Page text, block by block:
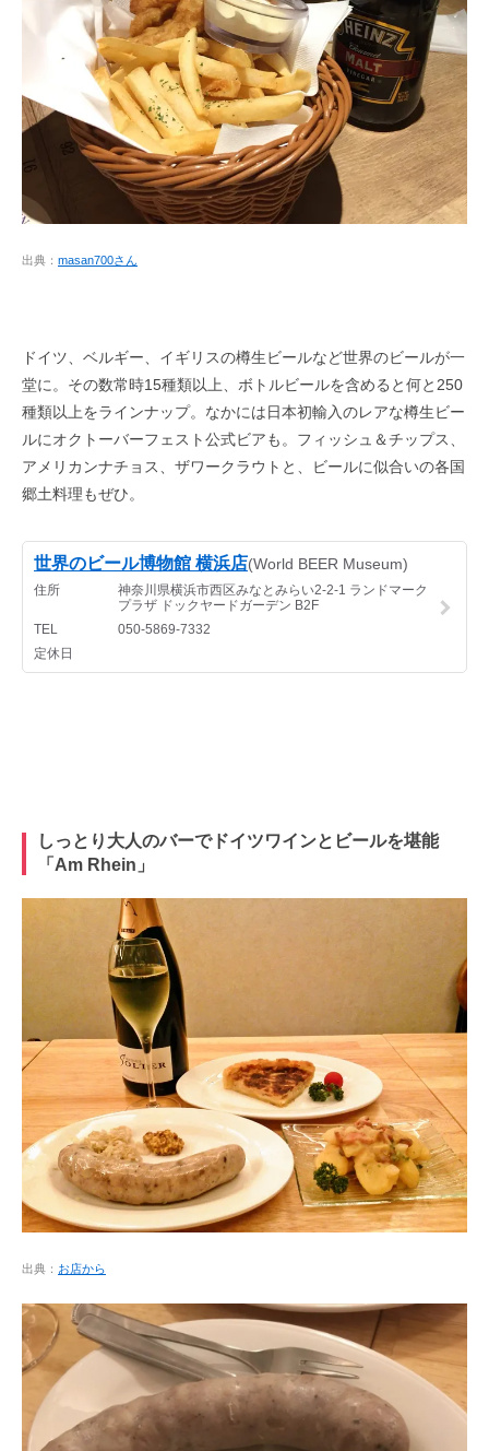
出典： masan700さん
ドイツ、ベルギー、イギリスの樽生ビールなど世界のビールが一
堂に。その数常時15種類以上、ボトルビールを含めると何と250
種類以上をラインナップ。なかには日本初輸入のレアな樽生ビー
ルにオクトーバーフェスト公式ビアも。フィッシュ＆チップス、
アメリカンナチョス、ザワークラウトと、ビールに似合いの各国
郷土料理もぜひ。
しっとり大人のバーでドイツワインとビールを堪能
「Am Rhein」
出典： お店から